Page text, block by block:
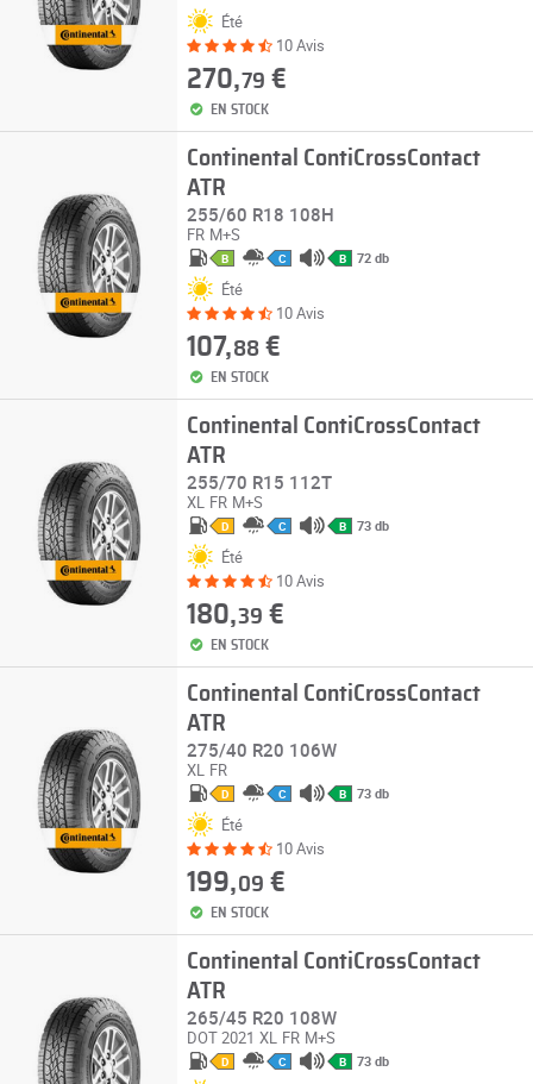
Été
10 Avis
270,79 €
EN STOCK
Continental ContiCrossContact
ATR
255/60 R18 108H
FR M+S
B C B 72 db
Été
10 Avis
107,88€
EN STOCK
Continental ContiCrossContact
ATR
255/70 R15 112T
XL FR M+S
D C B 73 db
Été
10 Avis
180,39 €
EN STOCK
Continental ContiCrossContact
ATR
275/40 R20 106W
XL FR
D C B 73 db
Été
10 Avis
199,09 €
EN STOCK
Continental ContiCrossContact
ATR
265/45 R20 108W
DOT 2021 XL FR M+S
D C B 73 db